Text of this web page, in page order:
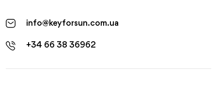
info@keyforsun.com.ua
+34 66 38 36962